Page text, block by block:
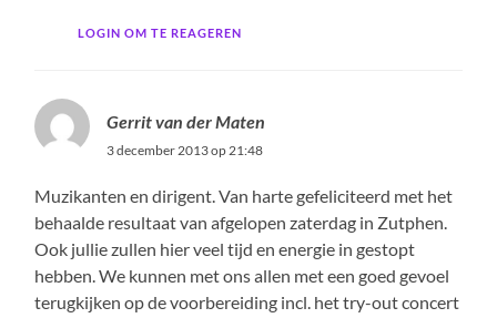
LOGIN OM TE REAGEREN
Gerrit van der Maten
3 december 2013 op 21:48
Muzikanten en dirigent. Van harte gefeliciteerd met het
behaalde resultaat van afgelopen zaterdag in Zutphen.
Ook jullie zullen hier veel tijd en energie in gestopt
hebben. We kunnen met ons allen met een goed gevoel
terugkijken op de voorbereiding incl. het try-out concert